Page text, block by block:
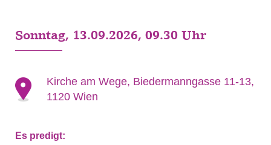
Sonntag, 13.09.2026, 09.30 Uhr
Kirche am Wege, Biedermanngasse 11-13,
1120 Wien
Es predigt: